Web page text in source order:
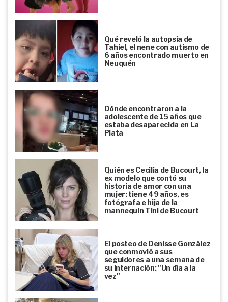
Qué reveló la autopsia de
Tahiel, el nene con autismo de
6 años encontrado muerto en
Neuquén
Dónde encontraron a la
adolescente de 15 años que
estaba desaparecida en La
Plata
Quién es Cecilia de Bucourt, la
ex modelo que contó su
historia de amor con una
mujer: tiene 49 años, es
fotógrafa e hija de la
mannequin Tini de Bucourt
El posteo de Denisse González
que conmovió a sus
seguidores a una semana de
su internación: "Un día a la
vez"